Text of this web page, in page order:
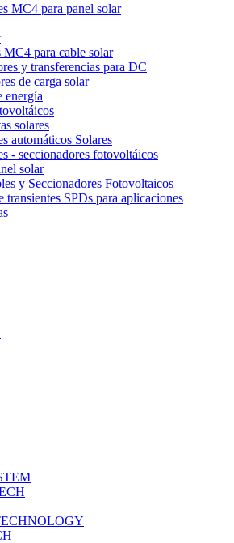
MC4 para panel solar
MC4 para cable solar
y transferencias para DC
de carga solar
energía
solares
automáticos Solares
- seccionadores fotovoltáicos
solar
y Seccionadores Fotovoltaicos
transientes SPDs para aplicaciones